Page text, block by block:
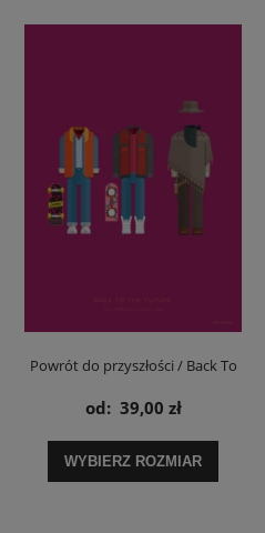
Powrót do przyszłości / Back To
The Future Marty McFly - plakat
od: 39,00 zł
WYBIERZ ROZMIAR